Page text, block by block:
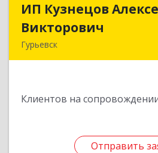
ИП Кузнецов
Викторович
Гурьевск
Клиентов на
Отправить
ИП
Отправить